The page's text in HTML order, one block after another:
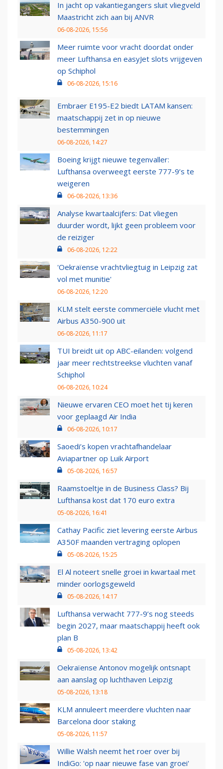
In jacht op vakantiegangers sluit vliegveld
Maastricht zich aan bij ANVR
06-08-2026, 15:56
Meer ruimte voor vracht doordat onder
meer Lufthansa en easyJet slots vrijgeven
op Schiphol
06-08-2026, 15:16
Embraer E195-E2 biedt LATAM kansen:
maatschappij zet in op nieuwe
bestemmingen
06-08-2026, 14:27
Boeing krijgt nieuwe tegenvaller:
Lufthansa overweegt eerste 777-9’s te
weigeren
06-08-2026, 13:36
Analyse kwartaalcijfers: Dat vliegen
duurder wordt, lijkt geen probleem voor
de reiziger
06-08-2026, 12:22
'Oekraïense vrachtvliegtuig in Leipzig zat
vol met munitie'
06-08-2026, 12:20
KLM stelt eerste commerciële vlucht met
Airbus A350-900 uit
06-08-2026, 11:17
TUI breidt uit op ABC-eilanden: volgend
jaar meer rechtstreekse vluchten vanaf
Schiphol
06-08-2026, 10:24
Nieuwe ervaren CEO moet het tij keren
voor geplaagd Air India
06-08-2026, 10:17
Saoedi’s kopen vrachtafhandelaar
Aviapartner op Luik Airport
05-08-2026, 16:57
Raamstoeltje in de Business Class? Bij
Lufthansa kost dat 170 euro extra
05-08-2026, 16:41
Cathay Pacific ziet levering eerste Airbus
A350F maanden vertraging oplopen
05-08-2026, 15:25
El Al noteert snelle groei in kwartaal met
minder oorlogsgeweld
05-08-2026, 14:17
Lufthansa verwacht 777-9’s nog steeds
begin 2027, maar maatschappij heeft ook
plan B
05-08-2026, 13:42
Oekraïense Antonov mogelijk ontsnapt
aan aanslag op luchthaven Leipzig
05-08-2026, 13:18
KLM annuleert meerdere vluchten naar
Barcelona door staking
05-08-2026, 11:57
Willie Walsh neemt het roer over bij
IndiGo: 'op naar nieuwe fase van groei'